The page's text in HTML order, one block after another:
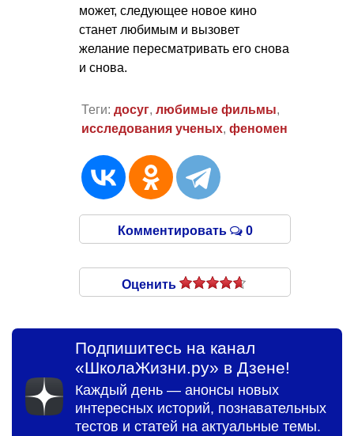
может, следующее новое кино
станет любимым и вызовет
желание пересматривать его снова
и снова.
Теги: досуг, любимые фильмы,
исследования ученых, феномен
Комментировать 0
Оценить
Подпишитесь на канал
«ШколаЖизни.ру» в Дзене!
Каждый день — анонсы новых
интересных историй, познавательных
тестов и статей на актуальные темы.